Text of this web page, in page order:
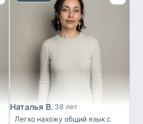
Наталья В 38 лет
Легко нахожу общий язык с